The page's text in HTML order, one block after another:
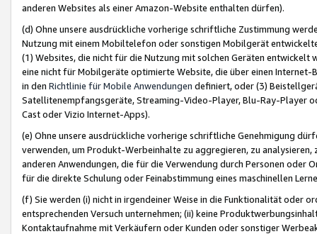
anderen Websites als einer Amazon-Website enthalten dürfen).
(d) Ohne unsere ausdrückliche vorherige schriftliche Zustimmung
Nutzung mit einem Mobiltelefon oder sonstigen Mobilgerät
(1) Websites, die nicht für die Nutzung mit solchen Geräten
eine nicht für Mobilgeräte optimierte Website, die über einen
in den Richtlinie für Mobile Anwendungen definiert, oder (3)
Satellitenempfangsgeräte, Streaming-Video-Player, Blu-Ray-Player
Cast oder Vizio Internet-Apps).
(e) Ohne unsere ausdrückliche vorherige schriftliche Genehmigung
verwenden, um Produkt-Werbeinhalte zu aggregieren, zu
anderen Anwendungen, die für die Verwendung durch Personen
für die direkte Schulung oder Feinabstimmung eines maschinellen
(f) Sie werden (i) nicht in irgendeiner Weise in die Funktionalität oder
entsprechenden Versuch unternehmen; (ii) keine
Kontaktaufnahme mit Verkäufern oder Kunden oder sonstiger